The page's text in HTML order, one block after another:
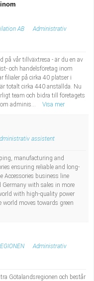
AB
Administrativ
på vår tillväxtresa - är du en av
och handelsföretag inom
filialer på cirka 40 platser i
totalt cirka 440 anställda. Nu
team och bidra till företagets
adminis...
Visa mer
assistent
manufacturing and
ensuring reliable and long-
Accessories business line
Germany with sales in more
with high-quality power
world moves towards green
Administrativ
Götalandsregionen och består